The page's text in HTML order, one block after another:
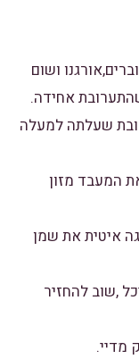
ושום
אחידה.
שעלתה למעלה
המעבד מזון
איטית את שמן
,שוב להחזיר
מדיי.